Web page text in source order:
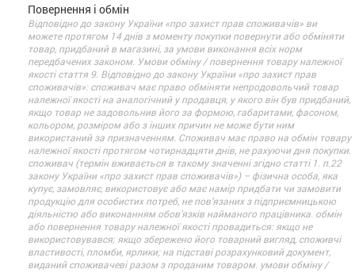
Повернення і обмін
Відповідно до закону України «про захист прав споживачів» ви
можете протягом 14 днів з моменту покупки повернути або обміняти
товар, придбаний в магазині, за умови виконання всіх норм
передбачених законом. Умови обміну / повернення товару належної
якості стаття 9. Відповідно до закону України «про захист прав
споживачів»: споживач має право обміняти непродовольчий товар
належної якості на аналогічний у продавця, у якого він був придбаний,
якщо товар не задовольнив його за формою, габаритами, фасоном,
кольором, розміром або з інших причин не може бути ним
використаний за призначенням. Споживач має право на обмін товару
належної якості протягом чотирнадцяти днів, не рахуючи дня покупки.
споживач (термін вживається в такому значенні згідно статті 1. п.22
закону України «про захист прав споживачів») – фізична особа, яка
купує, замовляє, використовує або має намір придбати чи замовити
продукцію для особистих потреб, не пов’язаних з підприємницькою
діяльністю або виконанням обов’язків найманого працівника. обмін
або повернення товару належної якості провадиться: якщо не
використовувався; якщо збережено його товарний вигляд, споживчі
властивості, пломби, ярлики; на підставі розрахунковий документ,
виданий споживачеві разом з проданим товаром. умови обміну /